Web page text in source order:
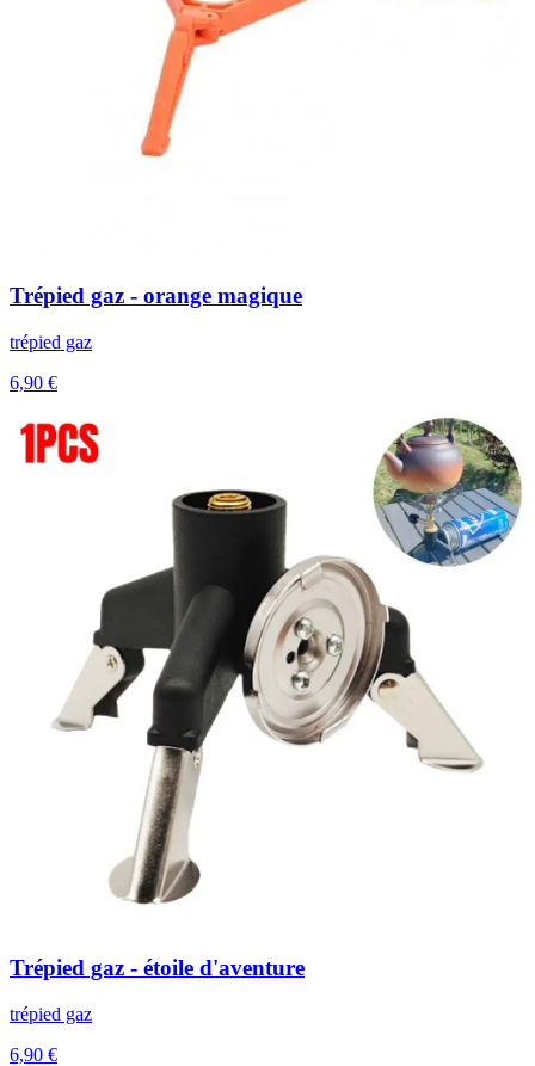
Trépied gaz - orange magique
trépied gaz
6,90 €
Trépied gaz - étoile d'aventure
trépied gaz
6,90 €